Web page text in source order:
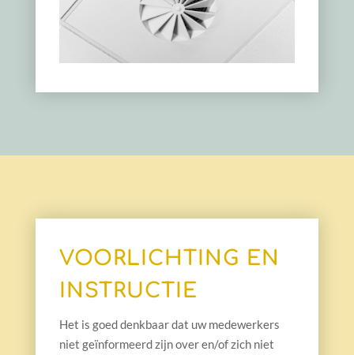
VOORLICHTING EN
INSTRUCTIE
Het is goed denkbaar dat uw medewerkers
niet geïnformeerd zijn over en/of zich niet